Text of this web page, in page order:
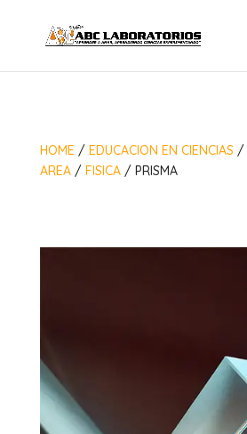
HOME / EDUCACION EN CIENCIAS/
AREA/ FISICA/ PRISMA